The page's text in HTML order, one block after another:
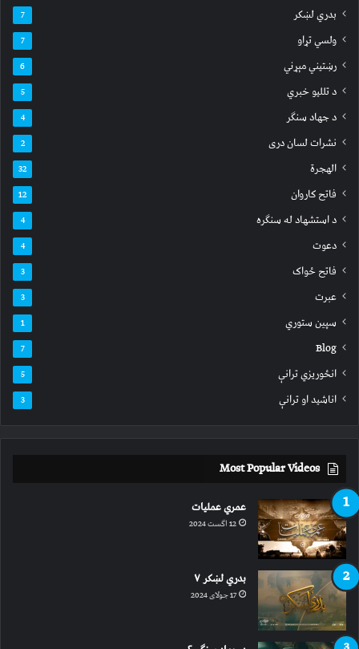
بدري لښکر 7
ولسي تړاو 7
رښتیني مېړني 6
د تللیو خبري 5
د جهاد سنګر 4
نشرات لسان دری 2
الهجرة 32
فاتح کاروان 12
د استشهاد له سنګره 4
دعوت 4
فاتح ځواک 3
عبرت 3
سپين ستوري 1
Blog
7
انځوریزي ترانې 5
اناشید او ترانې 3
Most Popular Videos
عمري عملیات
12 اگست 2024
بدري لښکر ۷
17 جولای 2024